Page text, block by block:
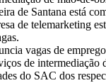
de Santana está
de telemarketing
vagas de
de intermediação
do SAC dos